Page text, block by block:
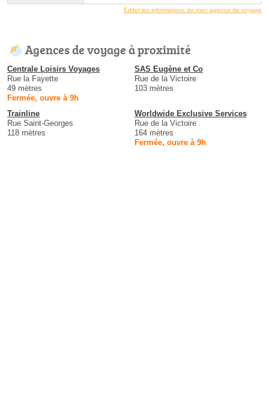
Éditer les informations de mon agence de voyage
Agences de voyage à proximité
Centrale Loisirs Voyages
Rue la Fayette
49 mètres
Fermée, ouvre à 9h
SAS Eugène et Co
Rue de la Victoire
103 mètres
Trainline
Rue Saint-Georges
118 mètres
Worldwide Exclusive Services
Rue de la Victoire
164 mètres
Fermée, ouvre à 9h